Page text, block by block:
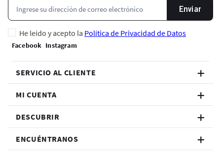
Enviar
He leído y acepto la Política de Privacidad de Datos
SERVICIO AL CLIENTE
MI CUENTA
DESCUBRIR
ENCUÉNTRANOS